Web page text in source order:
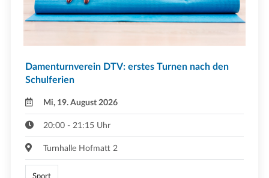
Damenturnverein DTV: erstes Turnen nach den
Schulferien
Mi, 19. August 2026
20:00 - 21:15 Uhr
Turnhalle Hofmatt 2
Sport